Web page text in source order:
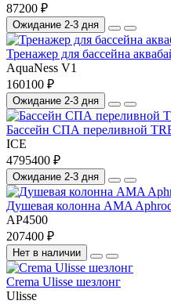
87200 ₽
Ожидание 2-3 дня
Тренажер для бассейна
AquaNess V1
160100 ₽
Ожидание 2-3 дня
Бассейн СПА переливной
ICE
4795400 ₽
Ожидание 2-3 дня
Душевая колонна AMA
AP4500
207400 ₽
Нет в наличии
Crema Ulisse шезлонг
Ulisse